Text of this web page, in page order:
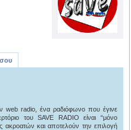
web radio, ένα ραδιόφωνο που έγινε
του SAVE RADIO είναι “μόνο
ακροατών και αποτελούν την επιλογή